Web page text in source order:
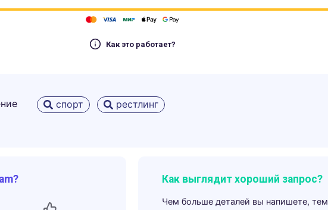
Как это работает?
спорт рестлинг
Как выглядит хороший запрос?
Чем больше деталей вы напишете, тем